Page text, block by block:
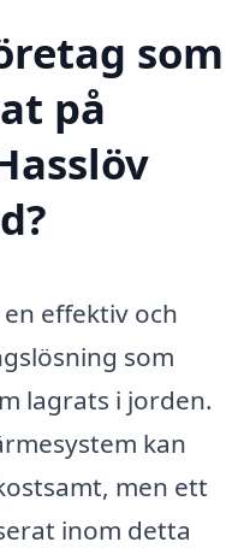
som
på
effektiv och
som
lagrats i jorden.
kan
men ett
inom detta